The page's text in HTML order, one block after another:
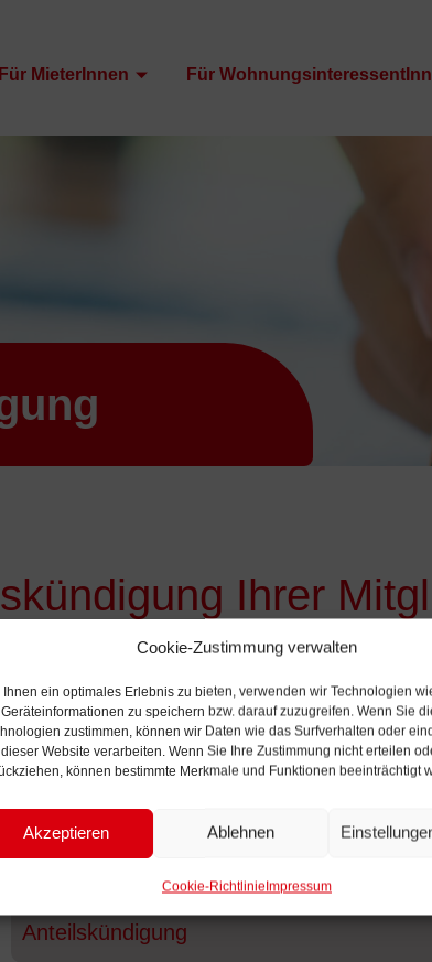
Cookie-Zustimmung verwalten
Ihnen ein optimales Erlebnis zu bieten, verwenden wir Technologien
zu speichern bzw. darauf zuzugreifen. Wenn Sie
zustimmen, können wir Daten wie das Surfverhalten oder
Website verarbeiten. Wenn Sie Ihre Zustimmung nicht erteilen
können bestimmte Merkmale und Funktionen beeinträchtigt
Akzeptieren Ablehnen
Cookie-RichtlinieImpressum
Für MieterInnen Für
Ihrer
meine Heimat kündigen möchten, füllen Sie
Ihr Geschäftsanteil wird Ihnen ein Jahr
Anteilskündigung